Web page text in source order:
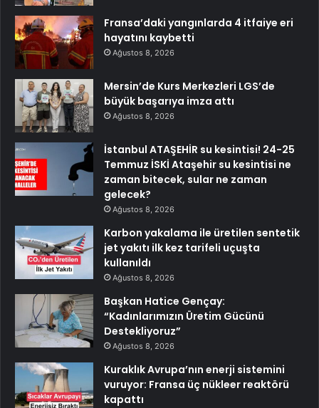
Fransa’daki yangınlarda 4 itfaiye eri
hayatını kaybetti
Ağustos 8, 2026
Mersin’de Kurs Merkezleri LGS’de
büyük başarıya imza attı
Ağustos 8, 2026
İstanbul ATAŞEHİR su kesintisi! 24-25
Temmuz İSKİ Ataşehir su kesintisi ne
zaman bitecek, sular ne zaman
gelecek?
Ağustos 8, 2026
Karbon yakalama ile üretilen sentetik
jet yakıtı ilk kez tarifeli uçuşta
kullanıldı
Ağustos 8, 2026
Başkan Hatice Gençay:
“Kadınlarımızın Üretim Gücünü
Destekliyoruz”
Ağustos 8, 2026
Kuraklık Avrupa’nın enerji sistemini
vuruyor: Fransa üç nükleer reaktörü
kapattı